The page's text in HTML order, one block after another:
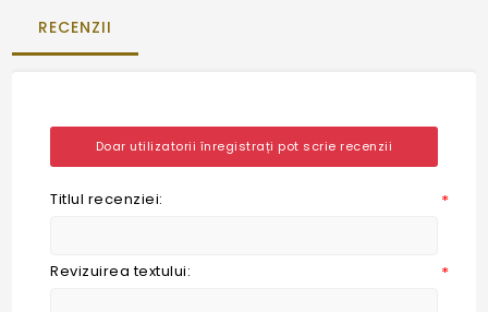
RECENZII
Doar utilizatorii înregistrați pot scrie recenzii
Titlul recenziei: *
Revizuirea textului: *